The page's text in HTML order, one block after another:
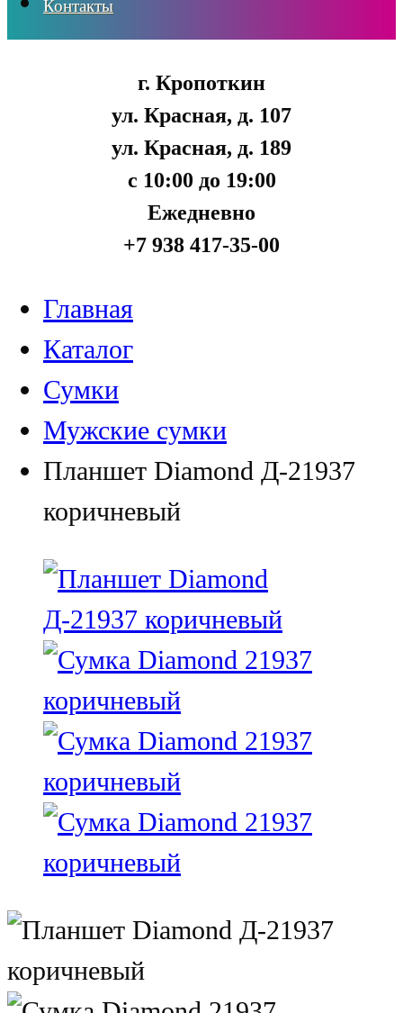
Контакты
г. Кропоткин
ул. Красная, д. 107
ул. Красная, д. 189
с 10:00 до 19:00
Ежедневно
+7 938 417-35-00
Главная
Каталог
Сумки
Мужские сумки
Планшет Diamond Д-21937
коричневый